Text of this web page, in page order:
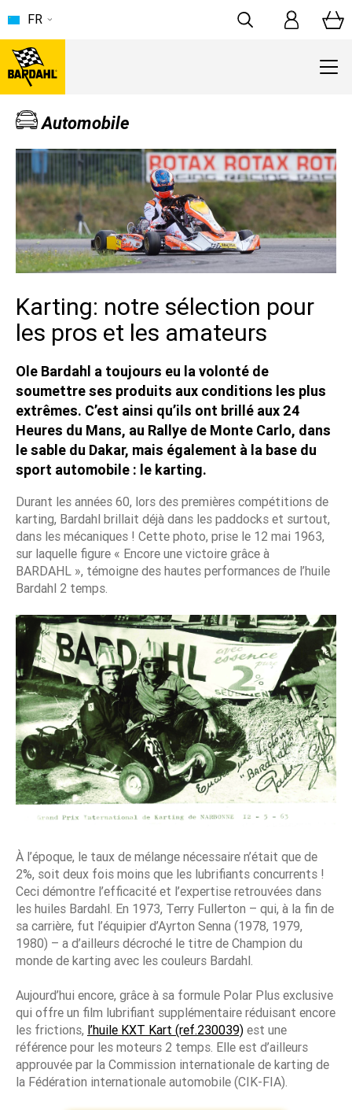
FR
Automobile
Karting: notre sélection pour
les pros et les amateurs
Ole Bardahl a toujours eu la volonté de
soumettre ses produits aux conditions les plus
extrêmes. C’est ainsi qu’ils ont brillé aux 24
Heures du Mans, au Rallye de Monte Carlo, dans
le sable du Dakar, mais également à la base du
sport automobile : le karting.
Durant les années 60, lors des premières compétitions de
karting, Bardahl brillait déjà dans les paddocks et surtout,
dans les mécaniques ! Cette photo, prise le 12 mai 1963,
sur laquelle figure « Encore une victoire grâce à
BARDAHL », témoigne des hautes performances de l’huile
Bardahl 2 temps.
À l’époque, le taux de mélange nécessaire n’était que de
2%, soit deux fois moins que les lubrifiants concurrents !
Ceci démontre l’efficacité et l’expertise retrouvées dans
les huiles Bardahl. En 1973, Terry Fullerton – qui, à la fin de
sa carrière, fut l’équipier d’Ayrton Senna (1978, 1979,
1980) – a d’ailleurs décroché le titre de Champion du
monde de karting avec les couleurs Bardahl.
Aujourd’hui encore, grâce à sa formule Polar Plus exclusive
qui offre un film lubrifiant supplémentaire réduisant encore
les frictions, l’huile KXT Kart (ref.230039) est une
référence pour les moteurs 2 temps. Elle est d’ailleurs
approuvée par la Commission internationale de karting de
la Fédération internationale automobile (CIK-FIA).